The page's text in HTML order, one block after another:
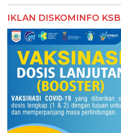
IKLAN DISKOMINFO KSB